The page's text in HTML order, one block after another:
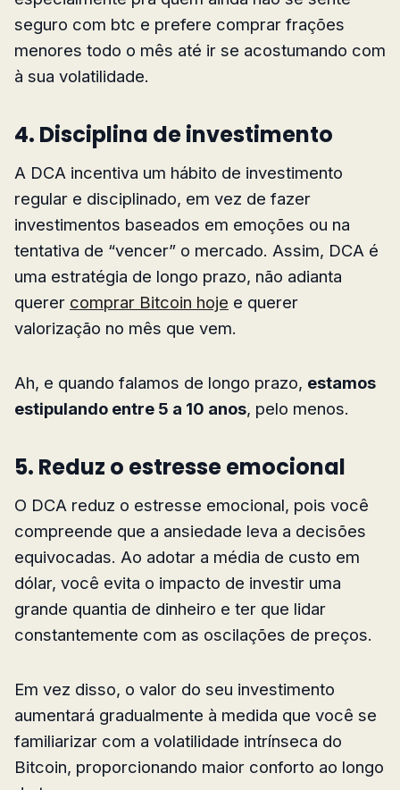
seguro com btc e prefere comprar frações
menores todo o mês até ir se acostumando com
à sua volatilidade.
4. Disciplina de investimento
A DCA incentiva um hábito de investimento
regular e disciplinado, em vez de fazer
investimentos baseados em emoções ou na
tentativa de “vencer” o mercado. Assim, DCA é
uma estratégia de longo prazo, não adianta
querer comprar Bitcoin hoje e querer
valorização no mês que vem.
Ah, e quando falamos de longo prazo, estamos
estipulando entre 5 a 10 anos, pelo menos.
5. Reduz o estresse emocional
O DCA reduz o estresse emocional, pois você
compreende que a ansiedade leva a decisões
equivocadas. Ao adotar a média de custo em
dólar, você evita o impacto de investir uma
grande quantia de dinheiro e ter que lidar
constantemente com as oscilações de preços.
Em vez disso, o valor do seu investimento
aumentará gradualmente à medida que você se
familiarizar com a volatilidade intrínseca do
Bitcoin, proporcionando maior conforto ao longo